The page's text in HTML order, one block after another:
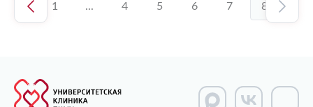
1 ... 4 5 6 7 8